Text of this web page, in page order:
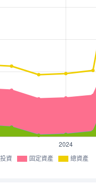
資 固定資產 總資產